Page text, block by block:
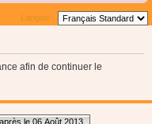
Langue :
afin de continuer le
le 06 Août 2013